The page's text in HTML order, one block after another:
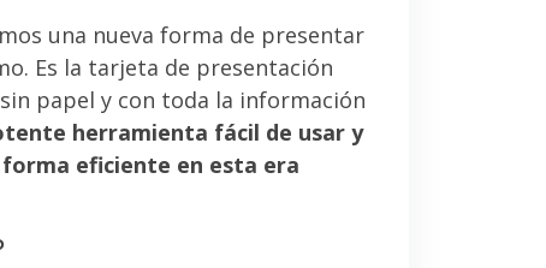
una nueva forma de presentar
Es la tarjeta de presentación
papel y con toda la información
herramienta fácil de usar y
eficiente en esta era